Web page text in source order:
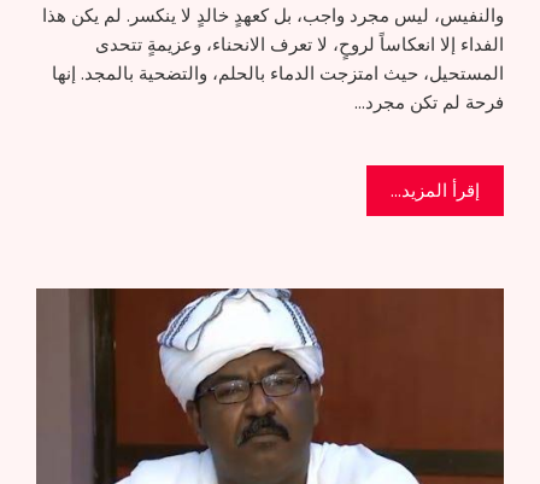
والنفيس، ليس مجرد واجب، بل كعهدٍ خالدٍ لا ينكسر. لم يكن هذا
الفداء إلا انعكاساً لروحٍ، لا تعرف الانحناء، وعزيمةٍ تتحدى
المستحيل، حيث امتزجت الدماء بالحلم، والتضحية بالمجد. إنها
فرحة لم تكن مجرد…
إقرأ المزيد...